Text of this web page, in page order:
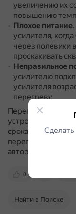
увеличению их
повышению
Плохое питание.
усилителя,
через полевики
проскакивать
Неправильное
усилителю
усилителя
перегреву.
Перегрев
устройства,
срока его службы.
перегрева
авторизованном
0
Найти в Поиске